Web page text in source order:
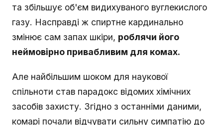
та збільшує об'єм видихуваного вуглекислого
газу. Насправді ж спиртне кардинально
змінює сам запах шкіри, роблячи його
неймовірно привабливим для комах.
Але найбільшим шоком для наукової
спільноти став парадокс відомих хімічних
засобів захисту. Згідно з останніми даними,
комарі почали відчувати сильну симпатію до